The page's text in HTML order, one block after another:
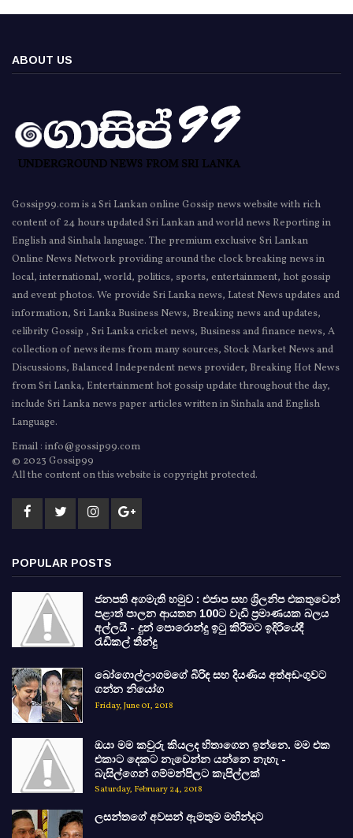
ABOUT US
Gossip99.com is a Sri Lankan online Gossip news website with rich
content of 24 hours updated Sri Lankan and world news Reporting in
English and Sinhala language. The premium exclusive Sri Lankan
Online News Network providing around the clock breaking news in
local, international, world, politics, sports, entertainment, hot gossip
and event photos. We provide Sri Lanka news, Latest News updates and
information, Sri Lanka Business News, Breaking news and updates,
celibrity Gossip , Sri Lanka cricket news, Business and finance news, A
collection of news items from many sources, Stock Market News and
Discussions, Balanced Independent news provider, Breaking Hot News
from Sri Lanka, Entertainment hot gossip update throughout the day,
include Sri Lanka news paper articles written in Sinhala and English
Language.
Email : info@gossip99.com
© 2023 Gossip99
All the content on this website is copyright protected.
POPULAR POSTS
ජනපති අගමැති හමුව : එජාප සහ ශ්‍රිලනිප එකතුවෙන්
පළාත් පාලන ආයතන 100ට වැඩි ප්‍රමාණයක බලය
අල්ලයි - දුන් පොරොන්දු ඉටු කිරීමට ඉදිරියේදී
රැඩිකල් තීන්දු
බෝගොල්ලාගමගේ බිරිඳ සහ දියණිය අත්අඩංගුවට
ගන්න නියෝග
Friday, June 01, 2018
ඔයා මම කවුරු කියලද හිතාගෙන ඉන්නෙ. මම එක
එකාට දෙකට නැවෙන්න යන්නෙ නැහැ -
බැසිල්ගෙන් ගම්මන්පිලට කැපිල්ලක්
Saturday, February 24, 2018
ලසන්තගේ අවසන් ඇමතුම මහින්දට